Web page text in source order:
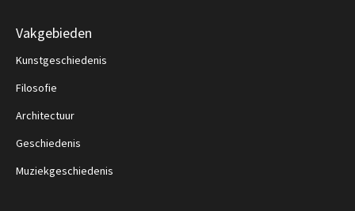
Vakgebieden
Kunstgeschiedenis
Filosofie
Architectuur
Geschiedenis
Muziekgeschiedenis